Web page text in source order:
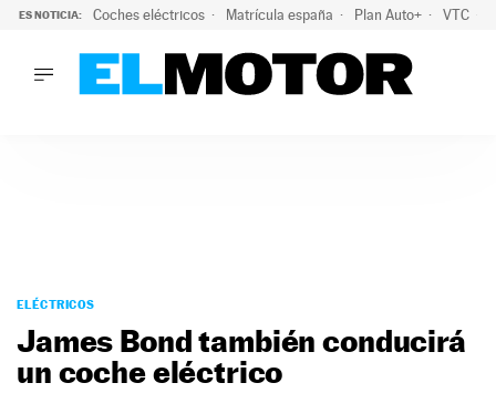
ES NOTICIA: Coches eléctricos Matrícula españa Plan Auto+ VTC
PODCAST
MOTOS
TECNOLOGÍA
ELÉCTRICOS
James Bond también conducirá
un coche eléctrico